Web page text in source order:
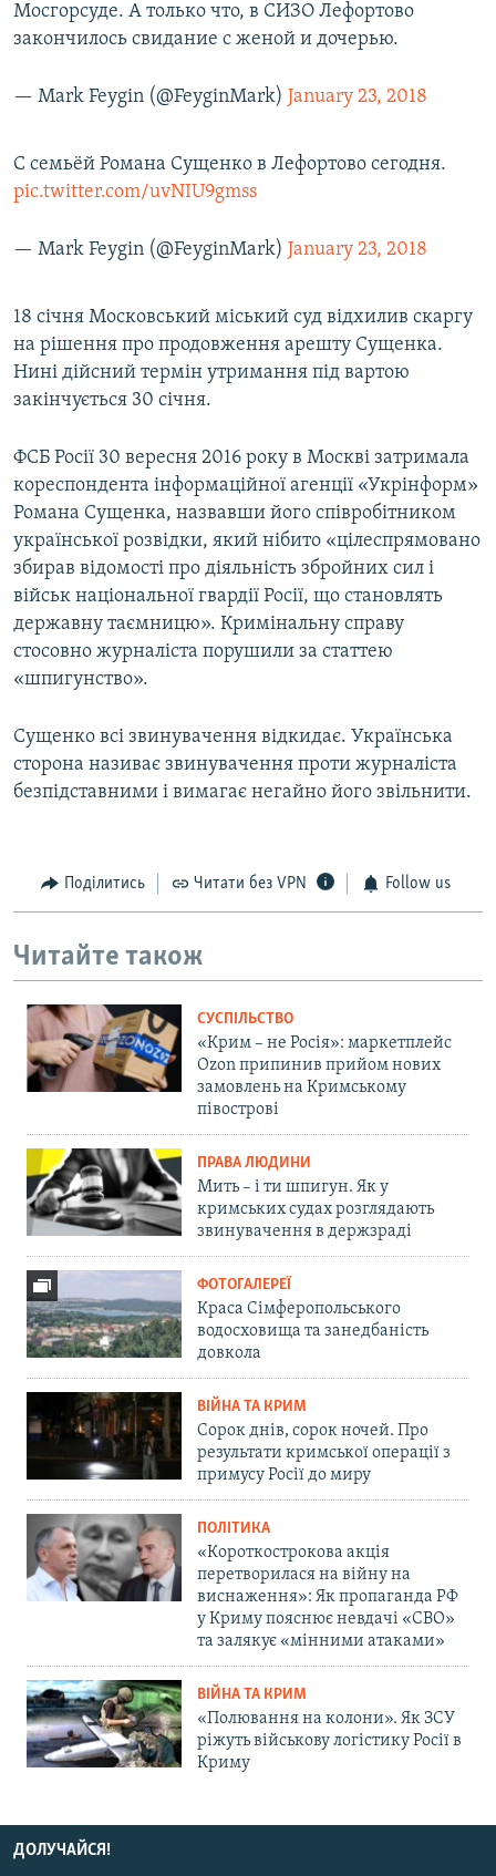
Мосгорсуде. А только что, в СИЗО Лефортово
закончилось свидание с женой и дочерью.
— Mark Feygin (@FeyginMark) January 23, 2018
С семьёй Романа Сущенко в Лефортово сегодня.
pic.twitter.com/uvNIU9gmss
— Mark Feygin (@FeyginMark) January 23, 2018
18 січня Московський міський суд відхилив скаргу
на рішення про продовження арешту Сущенка.
Нині дійсний термін утримання під вартою
закінчується 30 січня.
ФСБ Росії 30 вересня 2016 року в Москві затримала
кореспондента інформаційної агенції «Укрінформ»
Романа Сущенка, назвавши його співробітником
української розвідки, який нібито «цілеспрямовано
збирав відомості про діяльність збройних сил і
військ національної гвардії Росії, що становлять
державну таємницю». Кримінальну справу
стосовно журналіста порушили за статтею
«шпигунство».
Сущенко всі звинувачення відкидає. Українська
сторона називає звинувачення проти журналіста
безпідставними і вимагає негайно його звільнити.
Поділитись Читати без VPN Follow us
Читайте також
СУСПІЛЬСТВО
«Крим – не Росія»: маркетплейс
Ozon припинив прийом нових
замовлень на Кримському
півострові
ПРАВА ЛЮДИНИ
Мить – і ти шпигун. Як у
кримських судах розглядають
звинувачення в держзраді
ФОТОГАЛЕРЕЇ
Краса Сімферопольського
водосховища та занедбаність
довкола
ВІЙНА ТА КРИМ
Сорок днів, сорок ночей. Про
результати кримської операції з
примусу Росії до миру
ПОЛІТИКА
«Короткострокова акція
перетворилася на війну на
виснаження»: Як пропаганда РФ
у Криму пояснює невдачі «СВО»
та залякує «мінними атаками»
ВІЙНА ТА КРИМ
«Полювання на колони». Як ЗСУ
ріжуть військову логістику Росії в
Криму
ДОЛУЧАЙСЯ!